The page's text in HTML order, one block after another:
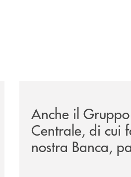
Anche il
Centrale, di cui
nostra Banca,
EUR.BANK, il